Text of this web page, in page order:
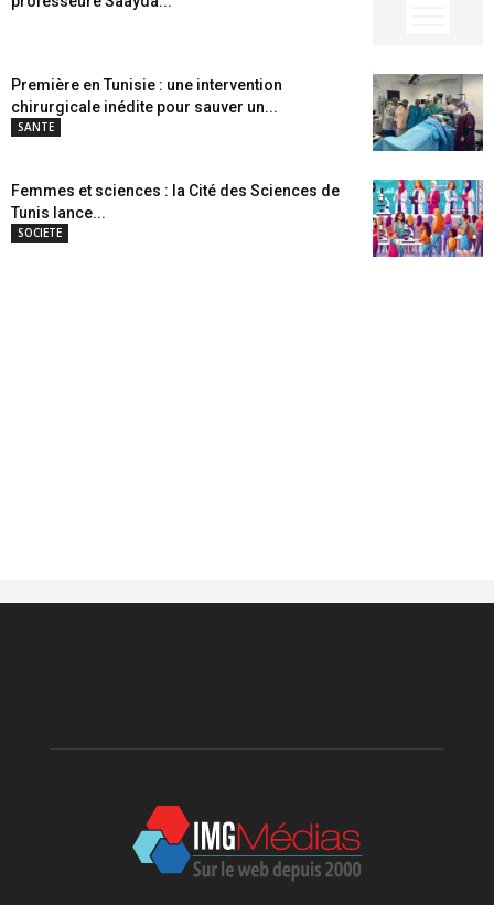
Première en Tunisie : une intervention
chirurgicale inédite pour sauver un...
SANTE
Femmes et sciences : la Cité des Sciences de
Tunis lance...
SOCIETE